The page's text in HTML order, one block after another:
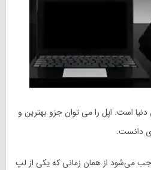
است. اپل را می توان جزو بهترین و
دانست.
می‌شود از همان زمانی که یکی از لپ